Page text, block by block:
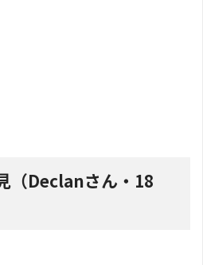
（Declanさん・18